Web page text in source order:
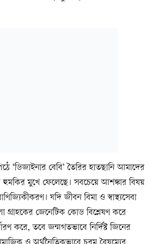
‘ডিজাইনার বেবি’ তৈরির হাতছানি আমাদের
হুমকির মুখে ফেলেছে। সবচেয়ে আশঙ্কার বিষয়
যদি জীবন বিমা ও স্বাস্থ্যসেবা
গ্রাহকের জেনেটিক কোড বিশ্লেষণ করে
করে, তবে জন্মগতভাবে নির্দিষ্ট জিনের